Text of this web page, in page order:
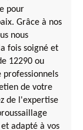
pour
Grâce à nos
nous
fois soigné et
12290 ou
professionnels
de votre
de l'expertise
adapté à vos